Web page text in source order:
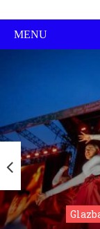
MENU